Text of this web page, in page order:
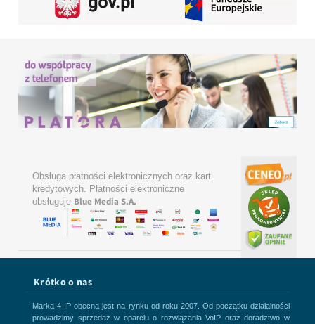
Obsługa płatności elektronicznych oraz kart
kredytowych. Płatności elektroniczne
obsługuje Blue Media S.A.
Krótko o nas
Marka 4 IP obecna jest na rynku od roku 2007. Od początku działalności
prowadzimy sprzedaż w oparciu o rozwiązania VoIP oraz doradztwo w